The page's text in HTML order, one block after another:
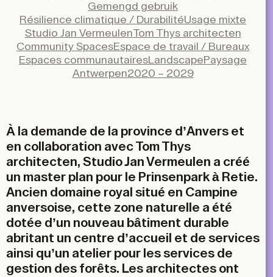
LinkedIn
Email
Gemengd gebruik
Résilience climatique / DurabilitéUsage mixte
Studio Jan VermeulenTom Thys architecten
Community SpacesEspace de travail / Bureaux
Espaces communautairesLandscapePaysage
Antwerpen2020 – 2029
À la demande de la province d’Anvers et
en collaboration avec Tom Thys
architecten, Studio Jan Vermeulen a créé
un master plan pour le Prinsenpark à Retie.
Ancien domaine royal situé en Campine
anversoise, cette zone naturelle a été
dotée d’un nouveau bâtiment durable
abritant un centre d’accueil et de services
ainsi qu’un atelier pour les services de
gestion des forêts. Les architectes ont